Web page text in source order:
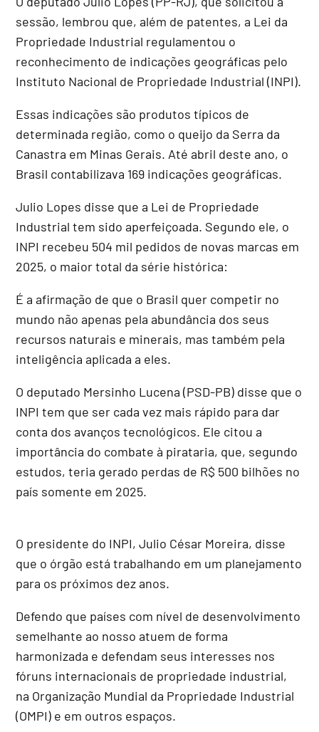
sessão, lembrou que, além de patentes, a Lei da
Propriedade Industrial regulamentou o
reconhecimento de indicações geográficas pelo
Instituto Nacional de Propriedade Industrial (INPI).
Essas indicações são produtos típicos de
determinada região, como o queijo da Serra da
Canastra em Minas Gerais. Até abril deste ano, o
Brasil contabilizava 169 indicações geográficas.
Julio Lopes disse que a Lei de Propriedade
Industrial tem sido aperfeiçoada. Segundo ele, o
INPI recebeu 504 mil pedidos de novas marcas em
2025, o maior total da série histórica:
É a afirmação de que o Brasil quer competir no
mundo não apenas pela abundância dos seus
recursos naturais e minerais, mas também pela
inteligência aplicada a eles.
O deputado Mersinho Lucena (PSD-PB) disse que o
INPI tem que ser cada vez mais rápido para dar
conta dos avanços tecnológicos. Ele citou a
importância do combate à pirataria, que, segundo
estudos, teria gerado perdas de R$ 500 bilhões no
país somente em 2025.
O presidente do INPI, Julio César Moreira, disse
que o órgão está trabalhando em um planejamento
para os próximos dez anos.
Defendo que países com nível de desenvolvimento
semelhante ao nosso atuem de forma
harmonizada e defendam seus interesses nos
fóruns internacionais de propriedade industrial,
na Organização Mundial da Propriedade Industrial
(OMPI) e em outros espaços.